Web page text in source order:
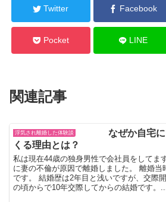
Twitter Facebook
Pocket LINE
関連記事
浮気され離婚した体験談
なぜか自宅
くる理由とは？
私は現在44歳の独身男性で会社員をしてま
に妻の不倫が原因で離婚しました。 離婚当
です。 結婚歴は2年目と浅いですが、交際
の頃からで10年交際してからの結婚です。...